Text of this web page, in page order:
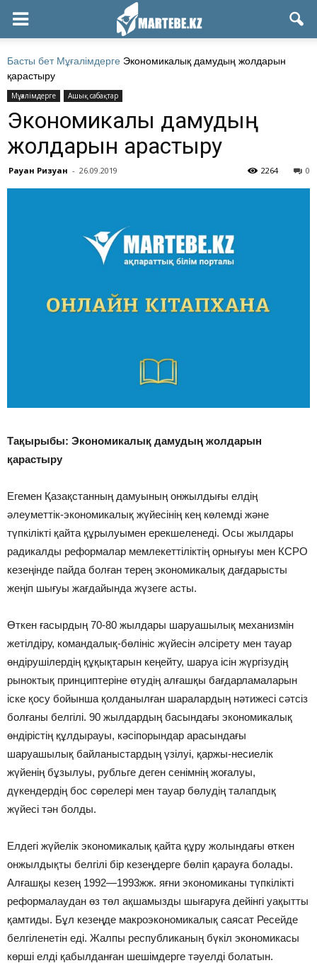
Басты бет Мұғалімдерге Экономикалық дамудың жолдарын
қарастыру
Мұғалімдерге Ашық сабақтар
Экономикалық дамудың
жолдарын қарастыру
Рауан Ризуан - 26.09.2019 0
2264
Тақырыбы: Экономикалық дамудың жолдарын
қарастыру
Егемен Қазақстанның дамуының онжылдығы елдің
әлеуметтік-экономикалық жүйесінің кең көлемді және
түпкілікті қайта құрылуымен ерекшеленеді. Осы жылдары
радикалды реформалар мемлекеттіліктің орнығуы мен КСРО
кезеңінде пайда болған терең экономикалық дағдарысты
жеңіп шығуы жағдайында жүзеге асты.
Өткен ғасырдың 70-80 жылдары шаруашылық механизмін
жетілдіру, командалық-бөлініс жүйесін әлсірету мен тауар
өндірушілердің құқықтарын кеңейту, шаруа ісін жүргізудің
рыноктық принциптеріне өтудің алғашқы бағдарламаларын
іске қосу бойынша қолданылған шаралардың нәтижесі сәтсіз
болғаны белгілі. 90 жылдардың басындағы экономикалық
өндірістің құлдырауы, кәсіпорындар арасындағы
шаруашылық байланыстардың үзілуі, қаржы-несиелік
жүйенің бұзылуы, рубльге деген сенімнің жоғалуы,
дүкендердің бос сөрелері мен тауар бөлудің талапдық
жүйесі тән болды.
Елдегі жүйелік экономикалық қайта құру жолындағы өткен
онжылдықты белгілі бір кезеңдерге бөліп қарауға болады.
Алғашқы кезең 1992—1993жж. яғни экономиканы түпкілікті
реформалаудан өз төл ақшамызды шығаруға дейінгі уақытты
қамтиды. Бұл кезеңде макроэкономикалық саясат Ресейде
белгіленетін еді. Жалпы республиканың бүкіл экономикасы
көрші елді қабылданған шешімдерге тәуелді болатын.